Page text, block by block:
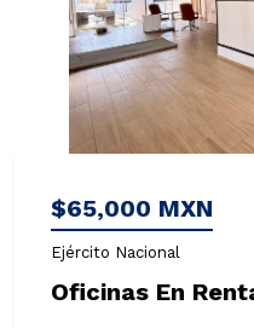
$65,000 MXN
Ejército Nacional